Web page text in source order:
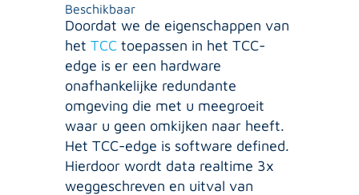
Beschikbaar
Doordat we de eigenschappen van
het TCCtoepassen in het TCC-
edge is er een hardware
onafhankelijke redundante
omgeving die met u meegroeit
waar u geen omkijken naar heeft.
Het TCC-edge is software defined.
Hierdoor wordt data realtime 3x
weggeschreven en uitval van